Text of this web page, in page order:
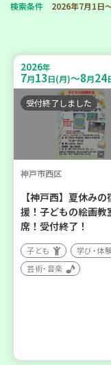
検索条件 2026年7月1日
2026年
7月13日(月)～8月24
受付終了しました
神戸市西区
【神戸西】夏休み
援！子どもの絵画教
席！受付終了！
子ども
学び・体
芸術・音楽